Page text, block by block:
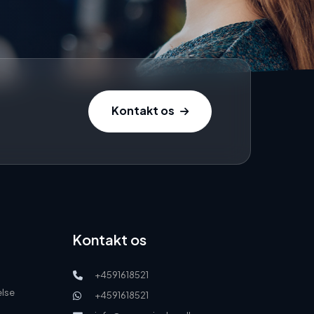
Kontakt os
Kontakt os
+4591618521
+4591618521